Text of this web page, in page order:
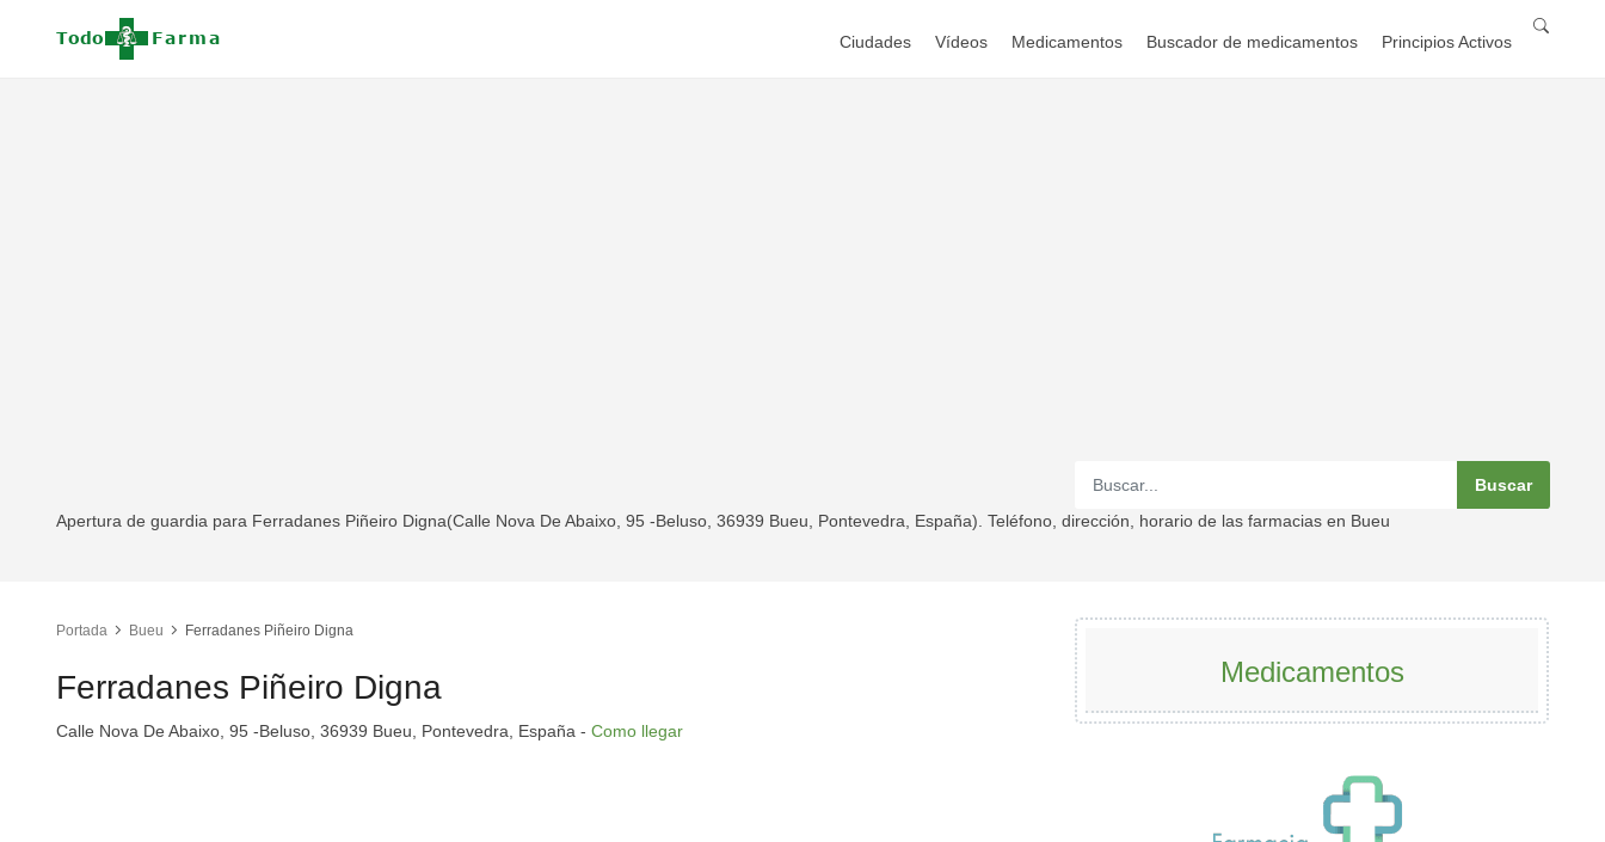
Ciudades Vídeos Medicamentos Buscador de medicamentos Principios Activos
Apertura de guardia para Ferradanes Piñeiro Digna(Calle Nova De Abaixo, 95 -Beluso, 36939 Bueu, Pontevedra, España). Teléfono, dirección, horario de las farmacias en Bueu
Portada Bueu Ferradanes Piñeiro Digna
Ferradanes Piñeiro Digna
Calle Nova De Abaixo, 95 -Beluso, 36939 Bueu, Pontevedra, España - Como llegar
Medicamentos